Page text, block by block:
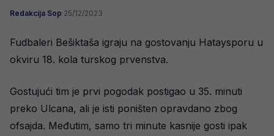
Redakcija Sop·25/12/2023
Fudbaleri Bešiktaša igraju na gostovanju Hataysporu u
okviru 18. kola turskog prvenstva.
Gostujući tim je prvi pogodak postigao u 35. minuti
preko Ulcana, ali je isti poništen opravdano zbog
ofsajda. Međutim, samo tri minute kasnije gosti ipak